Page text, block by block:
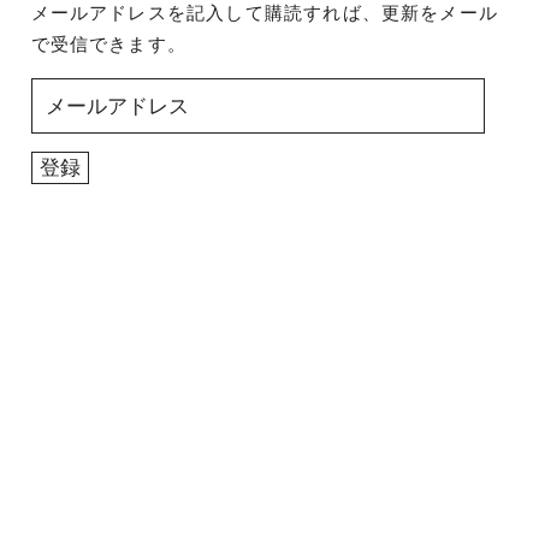
メールアドレスを記入して購読すれば、更新をメール
で受信できます。
ル
ア
登録